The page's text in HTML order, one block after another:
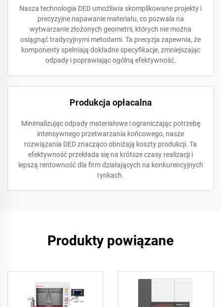
Nasza technologia DED umożliwia skomplikowane projekty i
precyzyjne napawanie materiału, co pozwala na
wytwarzanie złożonych geometrii, których nie można
osiągnąć tradycyjnymi metodami. Ta precyzja zapewnia, że
komponenty spełniają dokładne specyfikacje, zmniejszając
odpady i poprawiając ogólną efektywność.
Produkcja opłacalna
Minimalizując odpady materiałowe i ograniczając potrzebę
intensywnego przetwarzania końcowego, nasze
rozwiązania DED znacząco obniżają koszty produkcji. Ta
efektywność przekłada się na krótsze czasy realizacji i
lepszą rentowność dla firm działających na konkurencyjnych
rynkach.
Produkty powiązane